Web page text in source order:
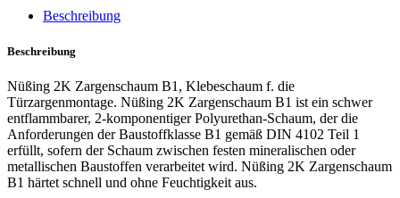
Beschreibung
Beschreibung
Nüßing 2K Zargenschaum B1, Klebeschaum f. die
Türzargenmontage. Nüßing 2K Zargenschaum B1 ist ein schwer
entflammbarer, 2-komponentiger Polyurethan-Schaum, der die
Anforderungen der Baustoffklasse B1 gemäß DIN 4102 Teil 1
erfüllt, sofern der Schaum zwischen festen mineralischen oder
metallischen Baustoffen verarbeitet wird. Nüßing 2K Zargenschaum
B1 härtet schnell und ohne Feuchtigkeit aus.